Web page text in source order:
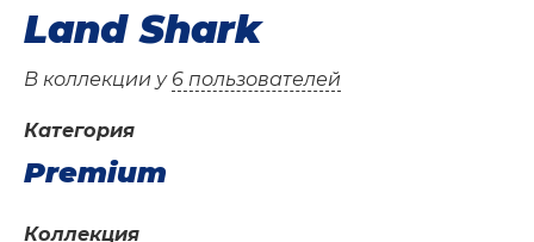
Land Shark
В коллекции у 6 пользователей
Категория
Premium
Коллекция